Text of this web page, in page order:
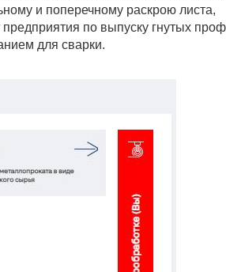
и поперечному раскрою листа,
предприятия по выпуску гнутых
для сварки.